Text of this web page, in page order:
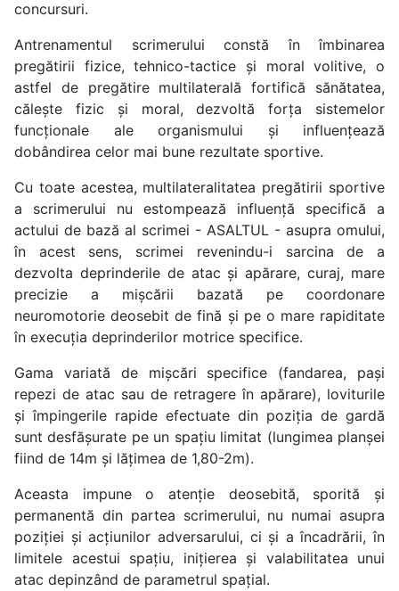
concursuri.
Antrenamentul scrimerului constă în îmbinarea
pregătirii fizice, tehnico-tactice și moral volitive, o
astfel de pregătire multilaterală fortifică sănătatea,
călește fizic și moral, dezvoltă forța sistemelor
funcționale ale organismului și influențează
dobândirea celor mai bune rezultate sportive.
Cu toate acestea, multilateralitatea pregătirii sportive
a scrimerului nu estompează influență specifică a
actului de bază al scrimei - ASALTUL - asupra omului,
în acest sens, scrimei revenindu-i sarcina de a
dezvolta deprinderile de atac și apărare, curaj, mare
precizie a mișcării bazată pe coordonare
neuromotorie deosebit de fină și pe o mare rapiditate
în execuția deprinderilor motrice specifice.
Gama variată de mișcări specifice (fandarea, pași
repezi de atac sau de retragere în apărare), loviturile
și împingerile rapide efectuate din poziția de gardă
sunt desfășurate pe un spațiu limitat (lungimea planșei
fiind de 14m și lățimea de 1,80-2m).
Aceasta impune o atenție deosebită, sporită și
permanentă din partea scrimerului, nu numai asupra
poziției și acțiunilor adversarului, ci și a încadrării, în
limitele acestui spațiu, inițierea și valabilitatea unui
atac depinzând de parametrul spațial.